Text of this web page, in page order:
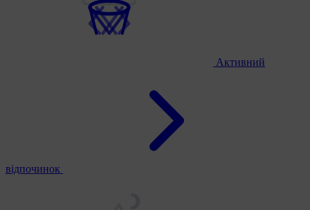
Активний
відпочинок